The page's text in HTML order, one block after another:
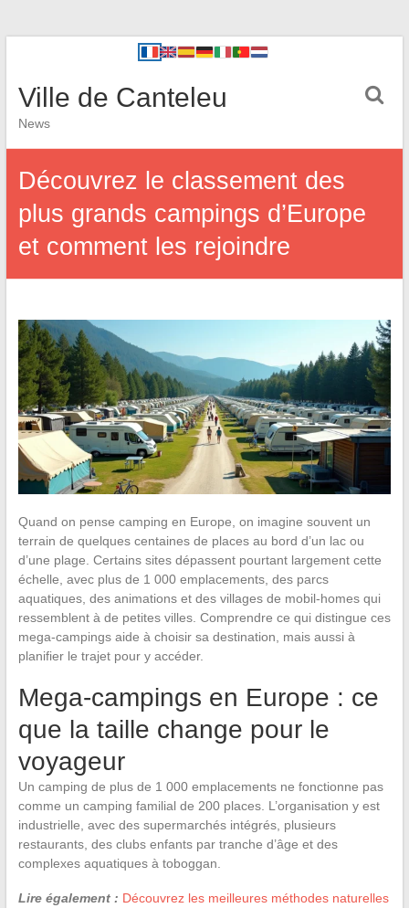
Ville de Canteleu
News
Découvrez le classement des
plus grands campings d’Europe
et comment les rejoindre
Quand on pense camping en Europe, on imagine souvent un
terrain de quelques centaines de places au bord d’un lac ou
d’une plage. Certains sites dépassent pourtant largement cette
échelle, avec plus de 1 000 emplacements, des parcs
aquatiques, des animations et des villages de mobil-homes qui
ressemblent à de petites villes. Comprendre ce qui distingue ces
mega-campings aide à choisir sa destination, mais aussi à
planifier le trajet pour y accéder.
Mega-campings en Europe : ce
que la taille change pour le
voyageur
Un camping de plus de 1 000 emplacements ne fonctionne pas
comme un camping familial de 200 places. L’organisation y est
industrielle, avec des supermarchés intégrés, plusieurs
restaurants, des clubs enfants par tranche d’âge et des
complexes aquatiques à toboggan.
Lire également : Découvrez les meilleures méthodes naturelles